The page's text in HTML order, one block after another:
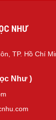
NHƯ
TP. Hồ Chí
Như )